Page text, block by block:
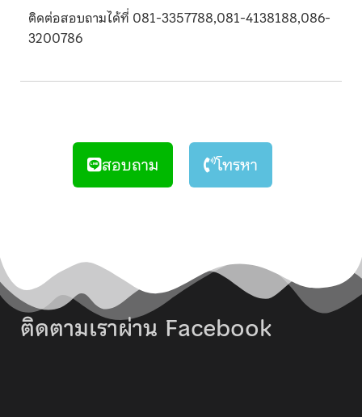
ติดต่อสอบถามได้ที่ 081-3357788,081-4138188,086-
3200786
สอบถาม โทรหา
ติดตามเราผ่าน Facebook